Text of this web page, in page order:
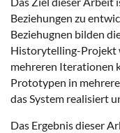
Beziehungen zu
Beziehugnen bilden
Historytelling-Projekt
mehreren Iterationen
Prototypen in
das System realisiert
Das Ergebnis dieser